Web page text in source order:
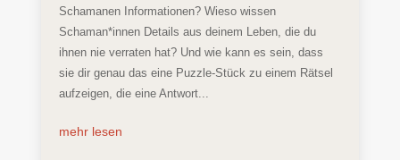
Schamanen Informationen? Wieso wissen
Schaman*innen Details aus deinem Leben, die du
ihnen nie verraten hat? Und wie kann es sein, dass
sie dir genau das eine Puzzle-Stück zu einem Rätsel
aufzeigen, die eine Antwort...
mehr lesen